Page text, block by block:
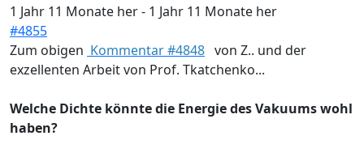
1 Jahr 11 Monate her- 1 Jahr 11 Monate her
#4855
Zum obigen Kommentar #4848 von Z.. und der
exzellenten Arbeit von Prof. Tkatchenko...
Welche Dichte könnte die Energie des Vakuums wohl
haben?